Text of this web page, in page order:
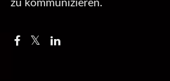
zu kommunizieren.